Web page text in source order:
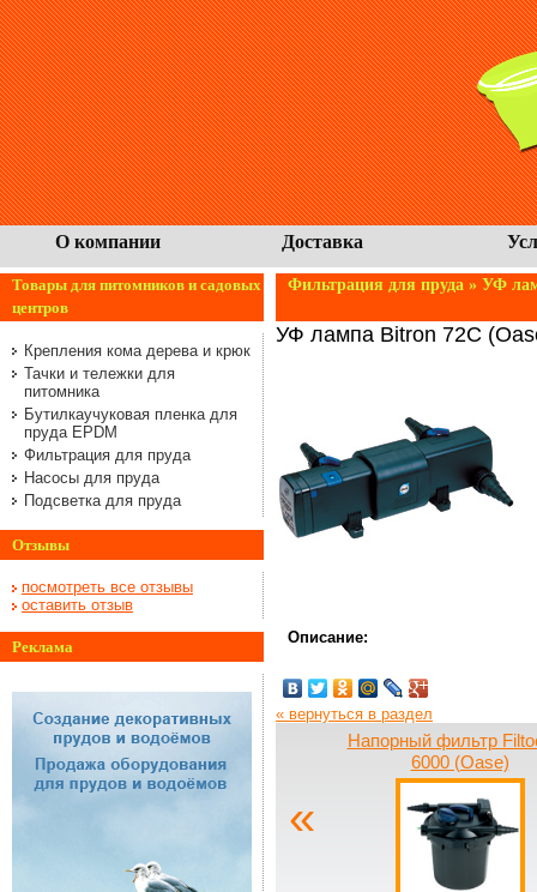
О компании Доставка
Товары для питомников и садовых
центров
Крепления кома дерева и крюк
Тачки и тележки для
питомника
Бутилкаучуковая пленка для
пруда EPDM
Фильтрация для пруда
Насосы для пруда
Подсветка для пруда
Отзывы
посмотреть все отзывы
оставить отзыв
Реклама
Фильтрация для пруда » УФ
УФ лампа Bitron 72C
Описание:
« вернуться в раздел
«
Напорный фильтр
6000 (Oase)